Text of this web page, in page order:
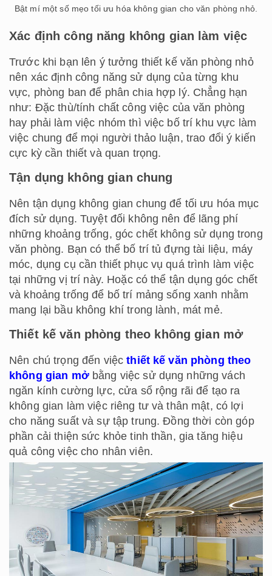
Bật mí một số mẹo tối ưu hóa không gian cho văn phòng nhỏ.
Xác định công năng không gian làm việc
Trước khi bạn lên ý tưởng thiết kế văn phòng nhỏ
nên xác định công năng sử dụng của từng khu
vực, phòng ban để phân chia hợp lý. Chẳng hạn
như: Đặc thù/tính chất công việc của văn phòng
hay phải làm việc nhóm thì việc bố trí khu vực làm
việc chung để mọi người thảo luận, trao đổi ý kiến
cực kỳ cần thiết và quan trọng.
Tận dụng không gian chung
Nên tận dụng không gian chung để tối ưu hóa mục
đích sử dụng. Tuyệt đối không nên để lãng phí
những khoảng trống, góc chết không sử dụng trong
văn phòng. Bạn có thể bố trí tủ đựng tài liệu, máy
móc, dụng cụ cần thiết phục vụ quá trình làm việc
tại những vị trí này. Hoặc có thể tận dụng góc chết
và khoảng trống để bố trí mảng sống xanh nhằm
mang lại bầu không khí trong lành, mát mẻ.
Thiết kế văn phòng theo không gian mở
Nên chú trọng đến việcthiết kế văn phòng theo
không gian mởbằng việc sử dụng những vách
ngăn kính cường lực, cửa sổ rộng rãi để tạo ra
không gian làm việc riêng tư và thân mật, có lợi
cho năng suất và sự tập trung. Đồng thời còn góp
phần cải thiện sức khỏe tinh thần, gia tăng hiệu
quả công việc cho nhân viên.